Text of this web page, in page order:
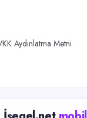
Aydınlatma Metni